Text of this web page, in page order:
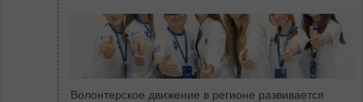
Волонтерское движение в регионе развивается